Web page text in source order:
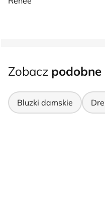
Zobacz
Bluzki damskie